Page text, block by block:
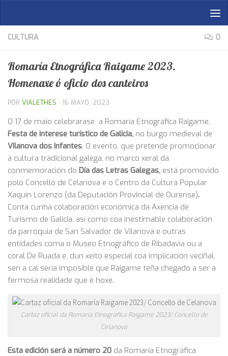
CULTURA 0
Romaría Etnográfica Raigame 2023.
Homenaxe ó oficio dos canteiros
POR VIALETHES · 16 MAYO, 2023
O 17 de maio celebrarase a Romaría Etnográfica Raigame,
Festa de interese turístico de Galicia, no burgo medieval de
Vilanova dos Infantes. O evento, que pretende promocionar
a cultura tradicional galega, no marco xeral da
conmemoración do Día das Letras Galegas, está promovido
polo Concello de Celanova e o Centro da Cultura Popular
Xaquín Lorenzo (da Deputación Provincial de Ourense).
Conta cunha colaboración económica da Axencia de
Turismo de Galicia, así como coa inestimable colaboración
da parroquia de San Salvador de Vilanova e outras
entidades coma o Museo Etnográfico de Ribadavia ou a
coral De Ruada e, dun xeito especial coa implicación veciñal,
sen a cal sería imposible que Raigame teña chegado a ser a
fermosa realidade que é hoxe.
Cartaz oficial da Romaría Etnográfica Raigame 2023/ Concello de
Celanova
Esta edición será a número 20 da Romaría Etnográfica